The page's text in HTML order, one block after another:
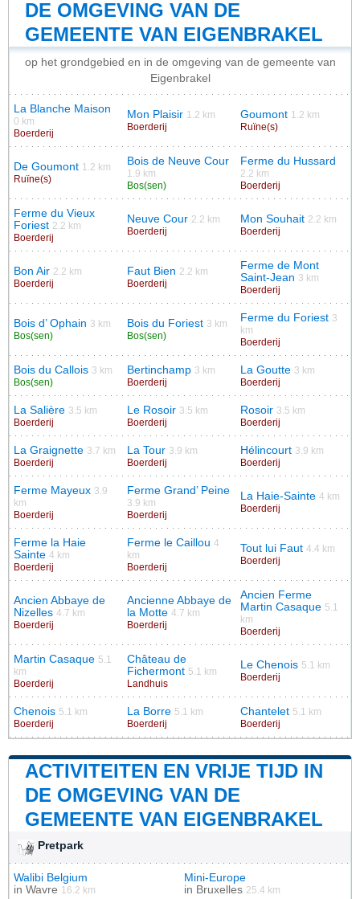
DE OMGEVING VAN DE
GEMEENTE VAN EIGENBRAKEL
op het grondgebied en in de omgeving van de gemeente van
Eigenbrakel
La Blanche Maison
0 km
Boerderij
Mon Plaisir 1.2 km
Boerderij
Goumont 1.2 km
Ruïne(s)
De Goumont 1.2 km
Ruïne(s)
Bois de Neuve Cour
1.9 km
Bos(sen)
Ferme du Hussard
2.2 km
Boerderij
Ferme du Vieux
Foriest 2.2 km
Boerderij
Neuve Cour 2.2 km
Boerderij
Mon Souhait 2.2 km
Boerderij
Bon Air 2.2 km
Boerderij
Faut Bien 2.2 km
Boerderij
Ferme de Mont
Saint-Jean 3 km
Boerderij
Bois d’ Ophain 3 km
Bos(sen)
Bois du Foriest 3 km
Bos(sen)
Ferme du Foriest 3
km
Boerderij
Bois du Callois 3 km
Bos(sen)
Bertinchamp 3 km
Boerderij
La Goutte 3 km
Boerderij
La Salière 3.5 km
Boerderij
Le Rosoir 3.5 km
Boerderij
Rosoir 3.5 km
Boerderij
La Graignette 3.7 km
Boerderij
La Tour 3.9 km
Boerderij
Hélincourt 3.9 km
Boerderij
Ferme Mayeux 3.9
km
Boerderij
Ferme Grand’ Peine
3.9 km
Boerderij
La Haie-Sainte 4 km
Boerderij
Ferme la Haie
Sainte 4 km
Boerderij
Ferme le Caillou 4
km
Boerderij
Tout lui Faut 4.4 km
Boerderij
Ancien Abbaye de
Nizelles 4.7 km
Boerderij
Ancienne Abbaye de
la Motte 4.7 km
Boerderij
Ancien Ferme
Martin Casaque 5.1
km
Boerderij
Martin Casaque 5.1
km
Boerderij
Château de
Fichermont 5.1 km
Landhuis
Le Chenois 5.1 km
Boerderij
Chenois 5.1 km
Boerderij
La Borre 5.1 km
Boerderij
Chantelet 5.1 km
Boerderij
ACTIVITEITEN EN VRIJE TIJD IN
DE OMGEVING VAN DE
GEMEENTE VAN EIGENBRAKEL
Pretpark
Walibi Belgium
in Wavre 16.2 km
Mini-Europe
in Bruxelles 25.4 km